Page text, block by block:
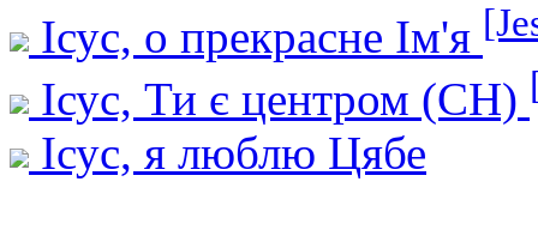
Ісус, о прекрасне Ім'я
Ісус, Ти є центром (СН)
Ісус, я люблю Цябе